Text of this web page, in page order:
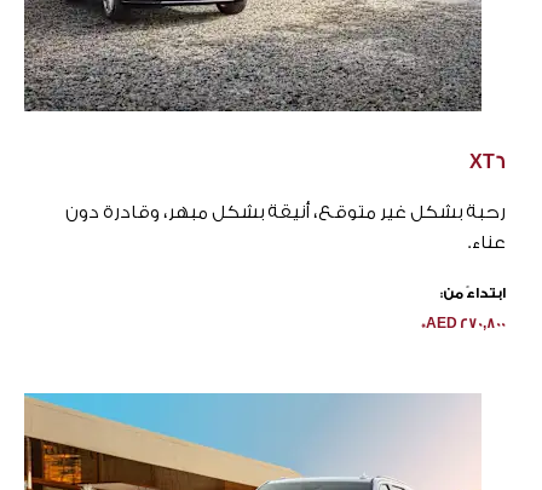
XT6
رحبة بشكل غير متوقع، أنيقة بشكل مبهر، وقادرة دون
عناء.
ابتداءً من:
AED 270,800
*